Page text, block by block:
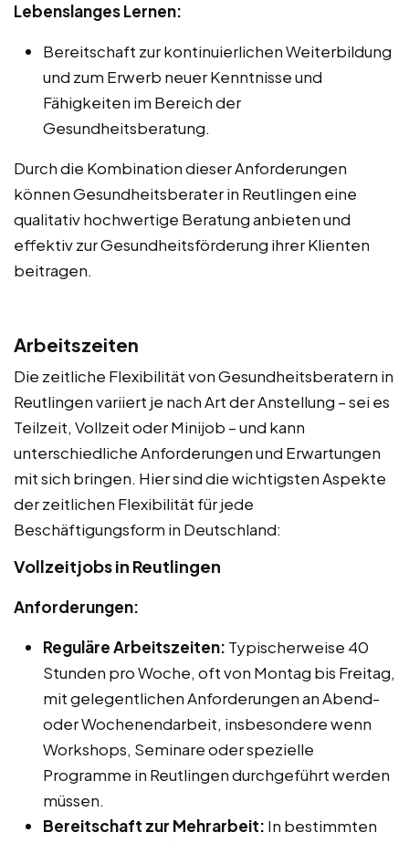
Lebenslanges Lernen:
Bereitschaft zur kontinuierlichen Weiterbildung
und zum Erwerb neuer Kenntnisse und
Fähigkeiten im Bereich der
Gesundheitsberatung.
Durch die Kombination dieser Anforderungen
können Gesundheitsberater in Reutlingen eine
qualitativ hochwertige Beratung anbieten und
effektiv zur Gesundheitsförderung ihrer Klienten
beitragen.
Arbeitszeiten
Die zeitliche Flexibilität von Gesundheitsberatern in
Reutlingen variiert je nach Art der Anstellung – sei es
Teilzeit, Vollzeit oder Minijob – und kann
unterschiedliche Anforderungen und Erwartungen
mit sich bringen. Hier sind die wichtigsten Aspekte
der zeitlichen Flexibilität für jede
Beschäftigungsform in Deutschland:
Vollzeitjobs in Reutlingen
Anforderungen:
Reguläre Arbeitszeiten: Typischerweise 40
Stunden pro Woche, oft von Montag bis Freitag,
mit gelegentlichen Anforderungen an Abend-
oder Wochenendarbeit, insbesondere wenn
Workshops, Seminare oder spezielle
Programme in Reutlingen durchgeführt werden
müssen.
Bereitschaft zur Mehrarbeit: In bestimmten